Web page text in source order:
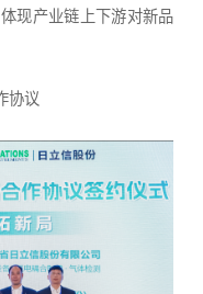
现产业链上下游对新品
协议